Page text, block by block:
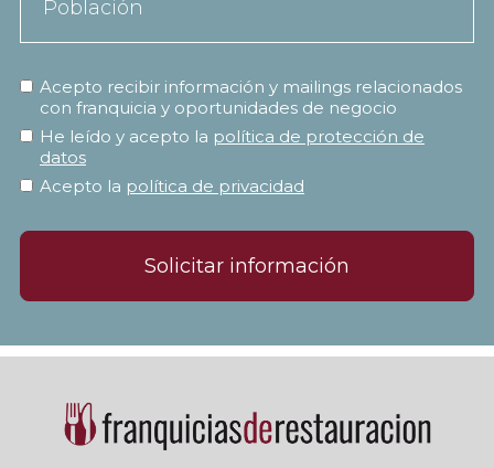
Acepto recibir información y mailings relacionados
con franquicia y oportunidades de negocio
He leído y acepto la política de protección de
datos
Acepto la política de privacidad
Solicitar información